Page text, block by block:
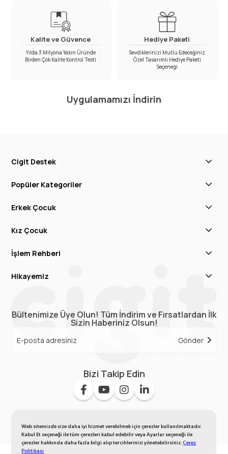
Web sitemizde size daha iyi hizmet verebilmek için çerezler kullanılmaktadır.
Kabul Et seçeneği ile tüm çerezleri kabul edebilir veya Ayarlar seçeneği ile
çerezler hakkında daha fazla bilgi alıp tercihlerinizi yönetebilirsiniz.Çerez
Politikası
Kalite ve Güvence
Yılda 3 Milyona Yakın Üründe
Birden Çok Kalite Kontrol Testi
Hediye Paketi
Sevdiklerinizi Mutlu Edeceğiniz
Özel Tasarımlı Hediye Paketi
Seçeneği
Uygulamamızı İndirin
Cigit Destek
Popüler Kategoriler
Erkek Çocuk
Kız Çocuk
İşlem Rehberi
Hikayemiz
Bültenimize Üye Olun! Tüm İndirim ve Fırsatlardan İlk
Sizin Haberiniz Olsun!
Gönder
Bizi Takip Edin